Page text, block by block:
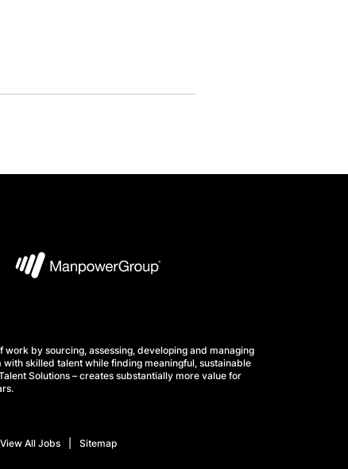
by sourcing, assessing, developing and managing
skilled talent while finding meaningful, sustainable
Solutions – creates substantially more value for
View All Jobs Sitemap